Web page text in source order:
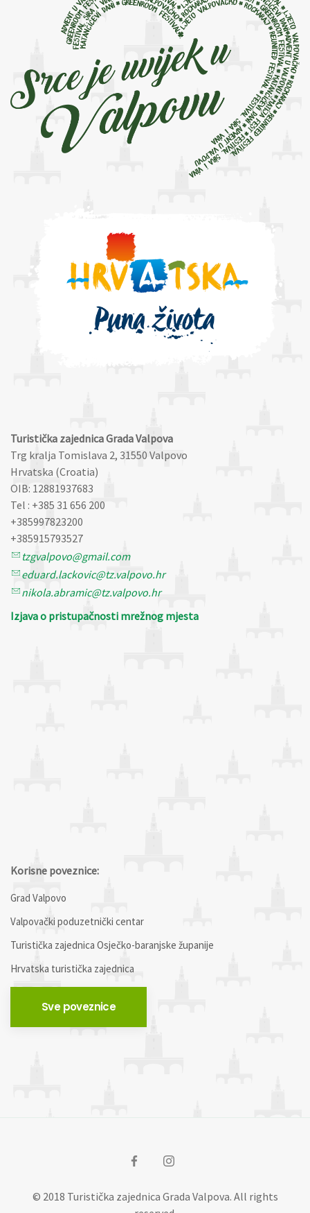
Turistička zajednica Grada Valpova
Trg kralja Tomislava 2, 31550 Valpovo
Hrvatska (Croatia)
OIB: 12881937683
Tel : +385 31 656 200
+385997823200
+385915793527
tzgvalpovo@gmail.com
eduard.lackovic@tz.valpovo.hr
nikola.abramic@tz.valpovo.hr
Izjava o pristupačnosti mrežnog mjesta
Korisne poveznice:
Grad Valpovo
Valpovački poduzetnički centar
Turistička zajednica Osječko-baranjske županije
Hrvatska turistička zajednica
Sve poveznice
© 2018 Turistička zajednica Grada Valpova. All rights